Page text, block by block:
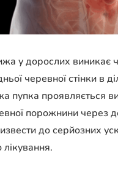
у дорослих виникає
черевної стінки в
пупка проявляється
порожнини через
до серйозних